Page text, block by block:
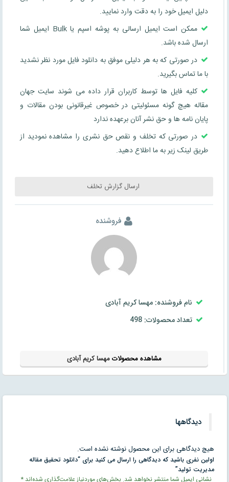
دلیل ایمیل خود را به دقت وارد نمایید.
ممکن است ایمیل ارسالی به پوشه اسپم یا Bulk ایمیل شما
ارسال شده باشد.
در صورتی که به هر دلیلی موفق به دانلود فایل مورد نظر نشدید
با ما تماس بگیرید.
کلیه فایل ها توسط کاربران قرار داده می شوند سایت جهان
مقاله هیچ گونه مسئولیتی در خصوص غیرقانونی بودن مقالات و
پایان نامه ها و حق نشر آنان برعهده ندارد
در صورتی که تخلف و نقص حق نشری را مشاهده نمودید از
طریق لینک زیر به ما اطلاع دهید.
ارسال گزارش تخلف
فروشنده
نام فروشنده: مهسا کریم آبادی
تعداد محصولات: 498
مشاهده محصولاتمهسا کریم آبادی
دیدگاهها
هیچ دیدگاهی برای این محصول نوشته نشده است.
اولین نفری باشید که دیدگاهی را ارسال می کنید برای “دانلود تحقیق مقاله
مدیریت تولید”
نشانی ایمیل شما منتشر نخواهد شد. بخش‌های موردنیاز علامت‌گذاری شده‌اند*